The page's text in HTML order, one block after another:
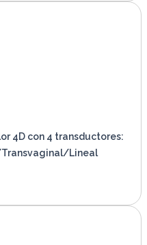
4D con 4 transductores:
Lineal